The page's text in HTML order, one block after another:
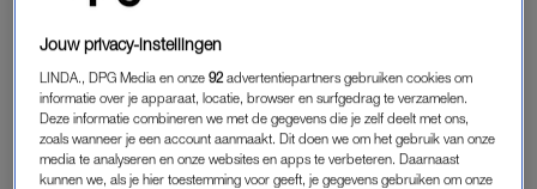
onder andere apparatuur en personeel genoodzaakt om hun
ticketprijzen te verhogen. En daar is de bezoeker de dupe
van het EenVandaag Opiniepanel wat zij merken van de
gestegen festival prijzen.
Hieruit blijkt dat de gevolgen voor veel jongeren merkbaar zijn.
Jouw privacy-instellingen
LINDA., DPG Media en onze92 advertentiepartners gebruiken cookies om
informatie over je apparaat, locatie, browser en surfgedrag te verzamelen.
Deze informatie combineren we met de gegevens die je zelf deelt met ons,
zoals wanneer je een account aanmaakt. Dit doen we om het gebruik van onze
media te analyseren en onze websites en apps te verbeteren. Daarnaast
kunnen we, als je hier toestemming voor geeft, je gegevens gebruiken om onze